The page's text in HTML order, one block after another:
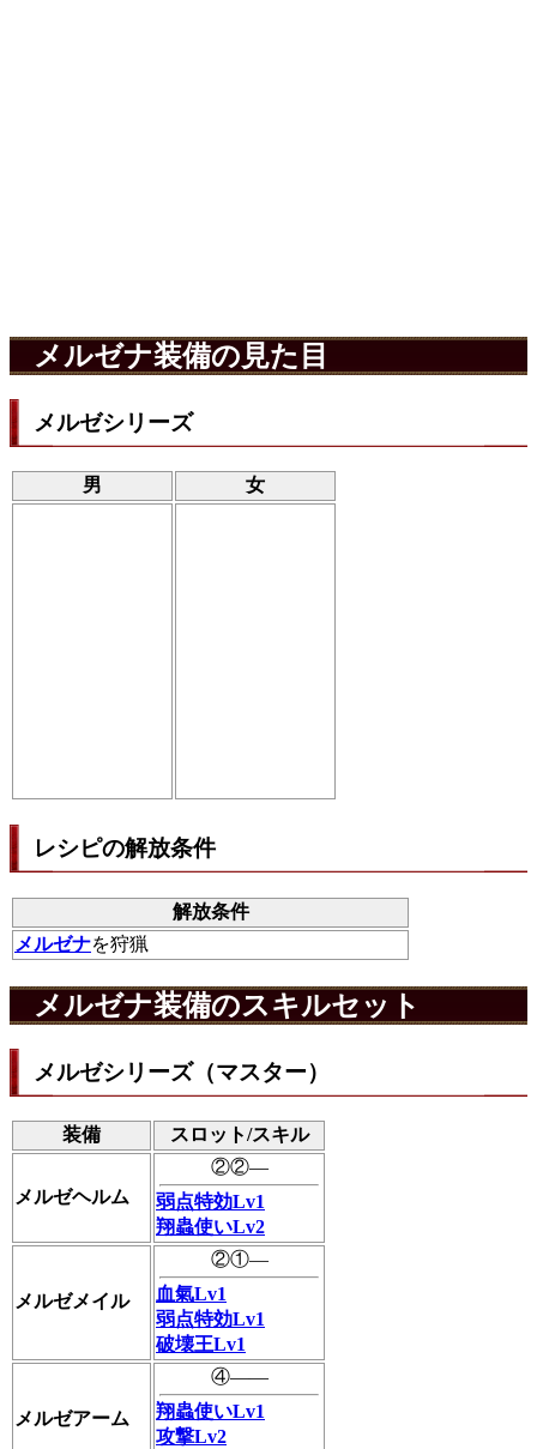
メルゼナ装備の見た目
メルゼシリーズ
男 女
レシピの解放条件
解放条件
メルゼナを狩猟
メルゼナ装備のスキルセット
メルゼシリーズ（マスター）
装備 スロット/スキル
メルゼヘルム
②②―
弱点特効Lv1
翔蟲使いLv2
メルゼメイル
②①―
血氣Lv1
弱点特効Lv1
破壊王Lv1
メルゼアーム
④――
翔蟲使いLv1
攻撃Lv2